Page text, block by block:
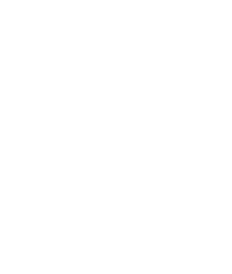
–ÁRBITRO: Rade
(min.33), Hojbjerg
Dinamarca, y a
–ESTADIO: Parken